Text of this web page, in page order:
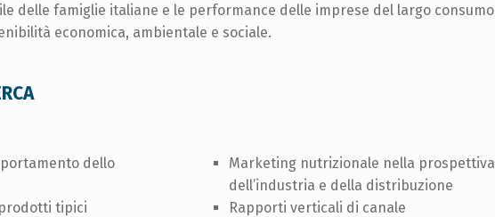
delle famiglie italiane e le performance delle imprese del largo consumo
economica, ambientale e sociale.
dello
tipici
Marketing nutrizionale nella prospettiva
dell’industria e della distribuzione
Rapporti verticali di canale